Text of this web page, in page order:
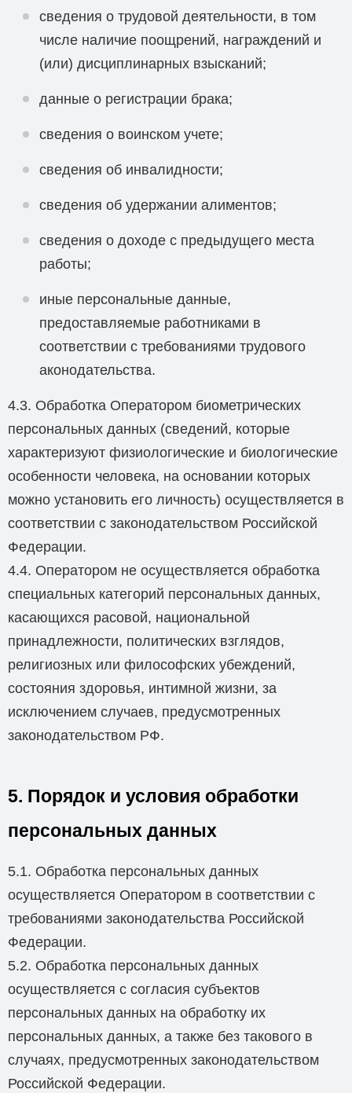
сведения о трудовой деятельности, в том
числе наличие поощрений, награждений и
(или) дисциплинарных взысканий;
данные о регистрации брака;
сведения о воинском учете;
сведения об инвалидности;
сведения об удержании алиментов;
сведения о доходе с предыдущего места
работы;
иные персональные данные,
предоставляемые работниками в
соответствии с требованиями трудового
аконодательства.
4.3. Обработка Оператором биометрических
персональных данных (сведений, которые
характеризуют физиологические и биологические
особенности человека, на основании которых
можно установить его личность) осуществляется в
соответствии с законодательством Российской
Федерации.
4.4. Оператором не осуществляется обработка
специальных категорий персональных данных,
касающихся расовой, национальной
принадлежности, политических взглядов,
религиозных или философских убеждений,
состояния здоровья, интимной жизни, за
исключением случаев, предусмотренных
законодательством РФ.
5. Порядок и условия обработки
персональных данных
5.1. Обработка персональных данных
осуществляется Оператором в соответствии с
требованиями законодательства Российской
Федерации.
5.2. Обработка персональных данных
осуществляется с согласия субъектов
персональных данных на обработку их
персональных данных, а также без такового в
случаях, предусмотренных законодательством
Российской Федерации.